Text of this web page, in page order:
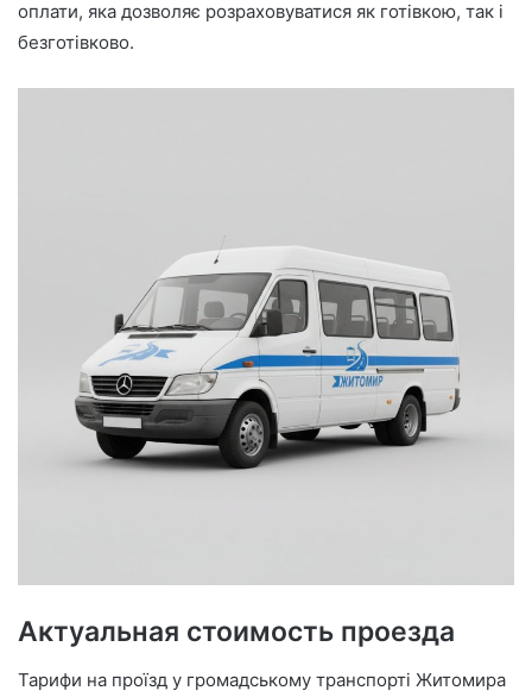
оплати, яка дозволяє розраховуватися як готівкою, так і
безготівково.
Актуальная стоимость проезда
Тарифи на проїзд у громадському транспорті Житомира